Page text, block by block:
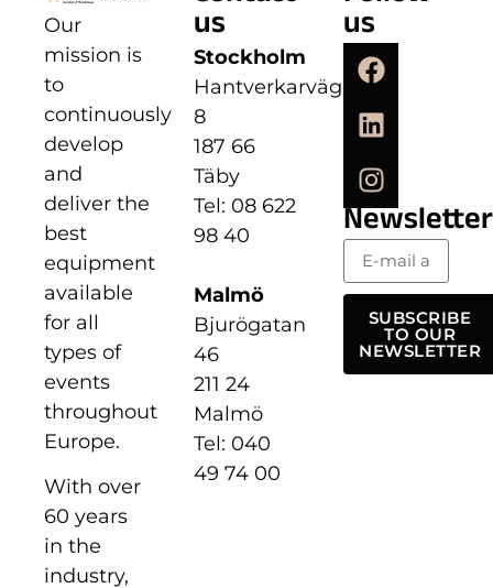
Our
mission is
to
continuously
develop
and
deliver the
best
equipment
available
for all
types of
events
throughout
Europe.
With over
60 years
in the
industry,
us
Stockholm
Hantverkarvägen
8
187 66
Täby
Tel: 08 622
98 40
Malmö
Bjurögatan
46
211 24
Malmö
Tel: 040
49 74 00
us
SUBSCRIBE
TO OUR
NEWSLETTER